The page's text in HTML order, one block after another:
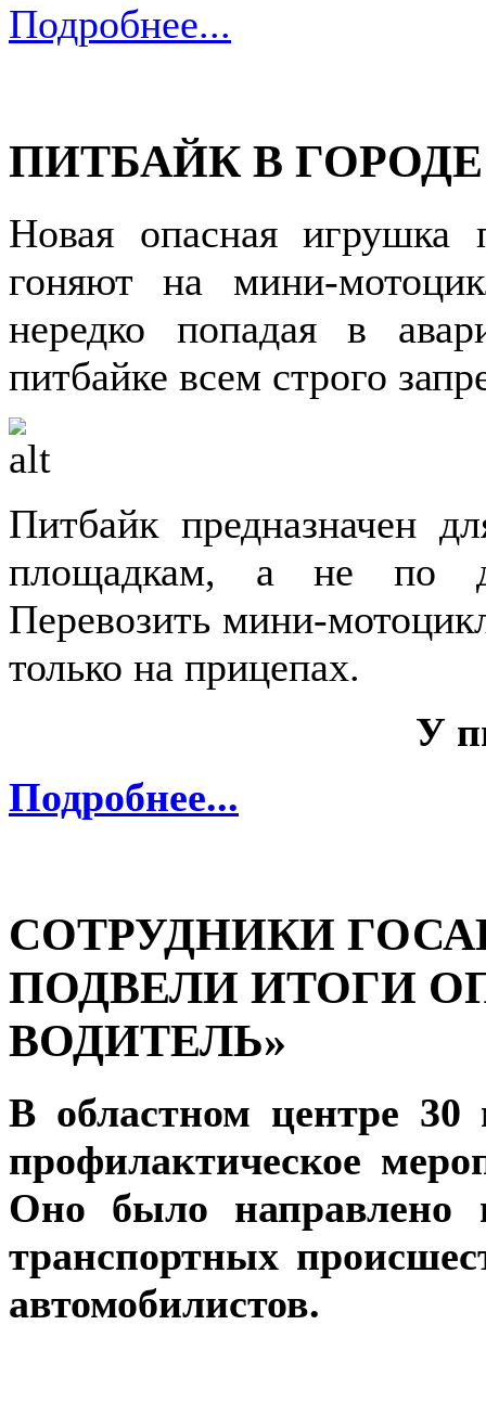
Подробнее...
ПИТБАЙК В
Новая опасная
гоняют на мини-
нередко попадая в
питбайке всем строго
Питбайк предназначен
площадкам, а не по
Перевозить мини-
только на прицепах.
У
Подробнее...
СОТРУДНИКИ
ПОДВЕЛИ ИТОГИ
ВОДИТЕЛЬ»
В областном центре 30
профилактическое
Оно было направлено
транспортных
автомобилистов.